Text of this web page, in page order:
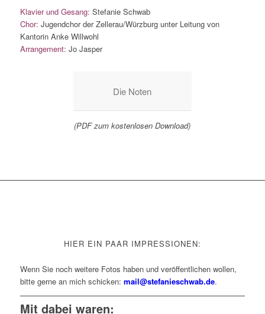
Klavier und Gesang: Stefanie Schwab
Chor: Jugendchor der Zellerau/Würzburg unter Leitung von
Kantorin Anke Willwohl
Arrangement: Jo Jasper
Die Noten
(PDF zum kostenlosen Download)
HIER EIN PAAR IMPRESSIONEN:
Wenn Sie noch weitere Fotos haben und veröffentlichen wollen,
bitte gerne an mich schicken: mail@stefanieschwab.de.
Mit dabei waren: